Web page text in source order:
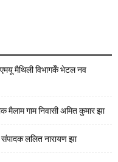
मैथिली विभागकेँ भेटल नव
गाम निवासी अमित कुमार झा
ललित नारायण झा